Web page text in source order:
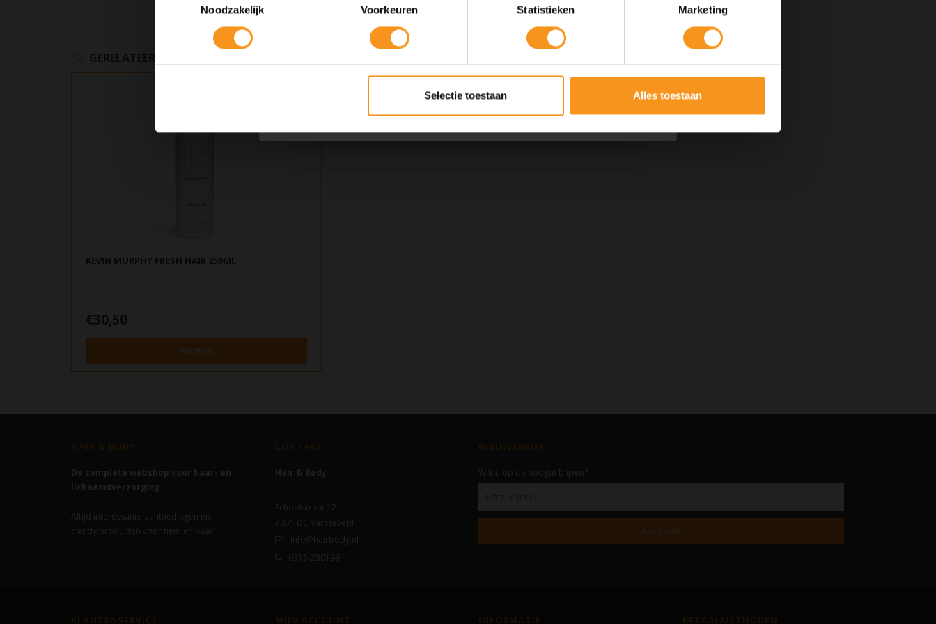
Noodzakelijk
Voorkeuren Statistieken Marketing
Selectie toestaan Alles toestaan
GERELATEERDE PRODUCTEN
KEVIN MURPHY FRESH HAIR 250ML
€30,50
BEKIJKEN
HAIR & BODY
De complete webshop voor haar- en
lichaamsverzorging.
Altijd interessante aanbiedingen en
trendy producten voor hem en haar.
CONTACT
Hair & Body
Schoolstraat 12
7051 DC
Varsseveld
info@hairbody.nl
0315-230199
NIEUWSBRIEF
Wilt u op de hoogte blijven?
Abonneer
KLANTENSERVICE MIJN ACCOUNT INFORMATIE BETAALMETHODEN
COPY
Kortingscode is geldig tot en met zondag 9 augustus 2026.
Kortingscode is niet te combineren met andere kortingscodes.